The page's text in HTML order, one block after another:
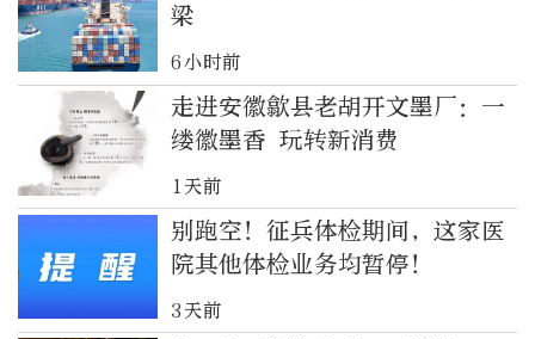
梁
6小时前
走进安徽歙县老胡开文墨厂：一
缕徽墨香 玩转新消费
1天前
别跑空！征兵体检期间，这家医
院其他体检业务均暂停！
3天前